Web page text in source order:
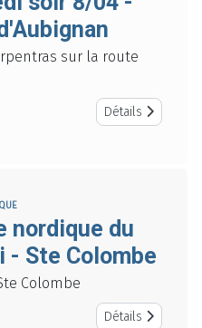
sur la route
Détails
nordique du
- Ste Colombe
Colombe
Détails